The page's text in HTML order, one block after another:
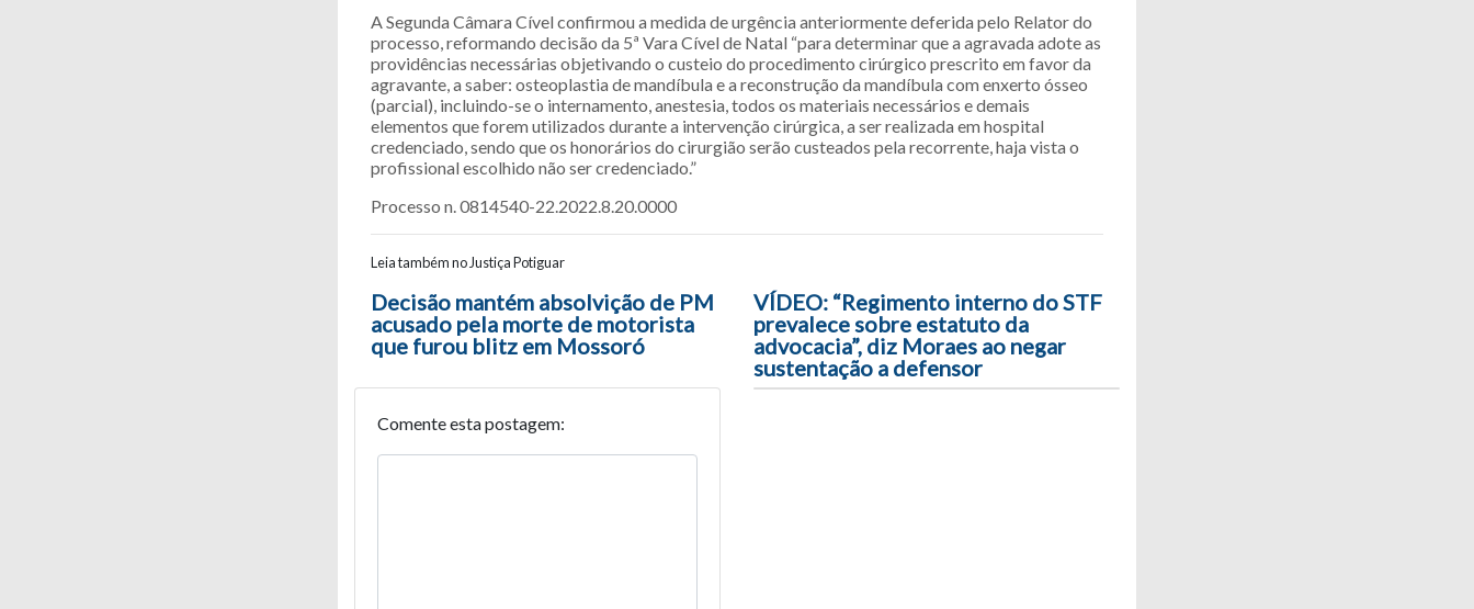
A Segunda Câmara Cível confirmou a medida de urgência anteriormente deferida pelo Relator do
processo, reformando decisão da 5ª Vara Cível de Natal “para determinar que a agravada adote as
providências necessárias objetivando o custeio do procedimento cirúrgico prescrito em favor da
agravante, a saber: osteoplastia de mandíbula e a reconstrução da mandíbula com enxerto ósseo
(parcial), incluindo-se o internamento, anestesia, todos os materiais necessários e demais
elementos que forem utilizados durante a intervenção cirúrgica, a ser realizada em hospital
credenciado, sendo que os honorários do cirurgião serão custeados pela recorrente, haja vista o
profissional escolhido não ser credenciado.”
Processo n. 0814540-22.2022.8.20.0000
Leia também no Justiça Potiguar
Navegação entre posts
Decisão mantém absolvição de PM
acusado pela morte de motorista
que furou blitz em Mossoró
VÍDEO: “Regimento interno do STF
prevalece sobre estatuto da
advocacia”, diz Moraes ao negar
sustentação a defensor
Comente esta postagem: